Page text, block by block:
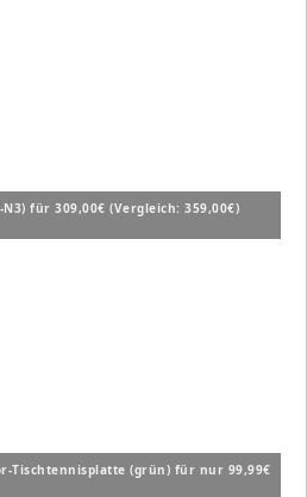
N3) für 309,00€ (Vergleich: 359,00€)
Tischtennisplatte (grün) für nur 99,99€